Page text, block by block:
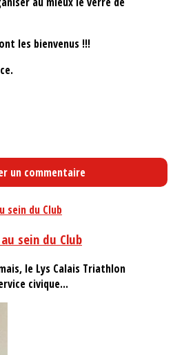
les bienvenus !!!
un commentaire
sein du Club
le Lys Calais Triathlon
civique...